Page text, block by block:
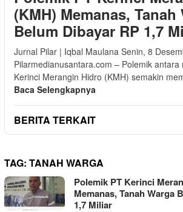
(KMH) Memanas, Tanah
Belum Dibayar RP 1,7
Jurnal Pilar | Iqbal Maulana Senin, 8
Pilarmedianusantara.com – Polemik
Kerinci Merangin Hidro (KMH) semakin
Baca Selengkapnya
BERITA TERKAIT
TAG: TANAH WARGA
Polemik PT Kerinci
Memanas, Tanah Warga
1,7 Miliar